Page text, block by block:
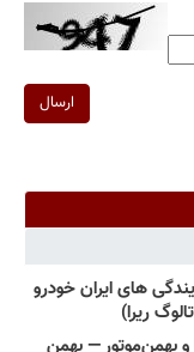
ارسال
های ایران خودرو
ریرا)